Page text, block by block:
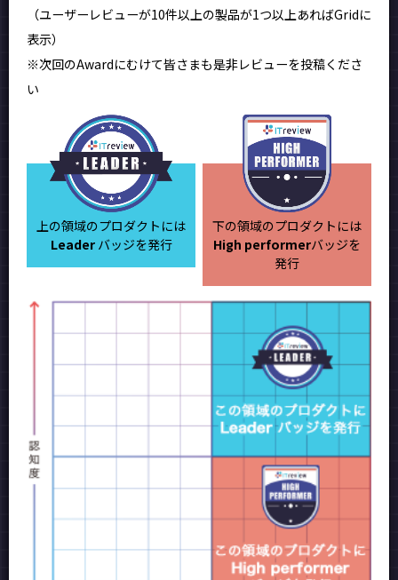
（ユーザーレビューが10件以上の製品が1つ以上あればGridに
表示）
※次回のAwardにむけて皆さまも是非レビューを投稿くださ
い
上の領域のプロダクトには
Leaderバッジを発行
下の領域のプロダクトには
High performerバッジを
発行